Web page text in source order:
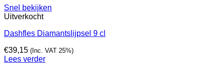
Snel bekijken
Uitverkocht
Dashfles Diamantslijpsel 9 cl
€39,15 (Inc. VAT 25%)
Lees verder